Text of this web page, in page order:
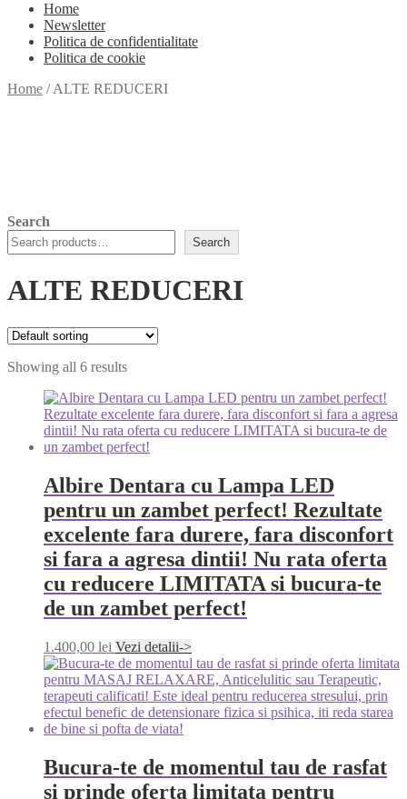
Home
Newsletter
Politica de confidentialitate
Politica de cookie
Home /ALTE REDUCERI
ALTE REDUCERI
Showing all 6 results
Albire Dentara cu Lampa LED
pentru un zambet perfect! Rezultate
excelente fara durere, fara disconfort
si fara a agresa dintii! Nu rata oferta
cu reducere LIMITATA si bucura-te
de un zambet perfect!
1.400,00 lei Vezi detalii->
Bucura-te de momentul tau de rasfat
si prinde oferta limitata pentru
Search
Search